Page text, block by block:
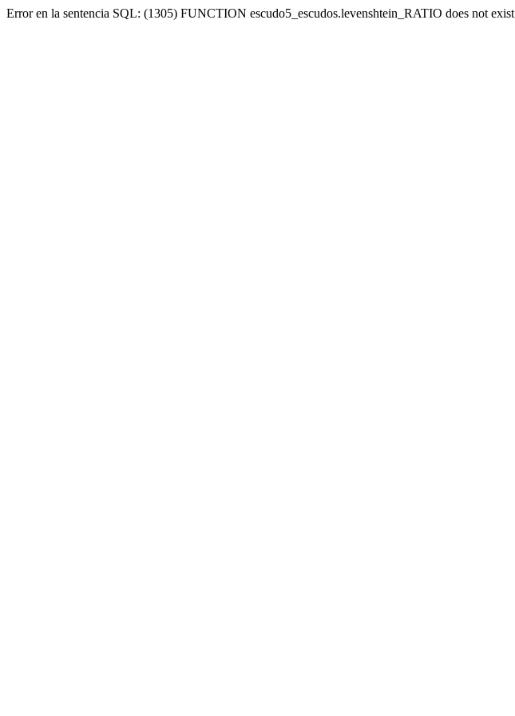
Error en la sentencia SQL: (1305) FUNCTION escudo5_escudos.levenshtein_RATIO does not exist